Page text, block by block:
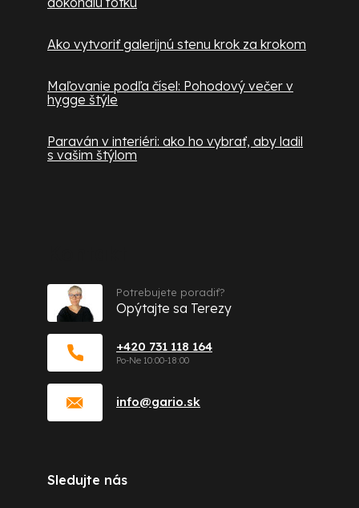
Ako vytvoriť galerijnú stenu krok za krokom
Maľovanie podľa čísel: Pohodový večer v
hygge štýle
Paraván v interiéri: ako ho vybrať, aby ladil
s vašim štýlom
info@gario.sk
+420 731 118 164
Potrebujete poradiť?
Opýtajte sa Terezy
Sledujte nás